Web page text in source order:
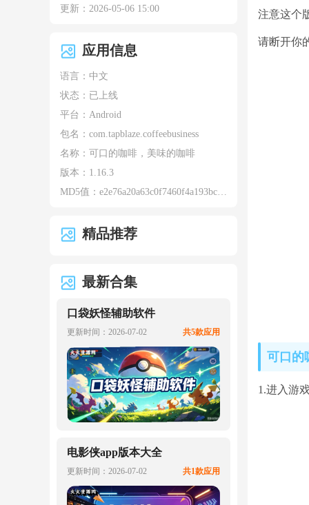
更新： 2026-05-06 15:00
应用信息
语言：中文
状态：已上线
平台：Android
包名： com.tapblaze.coffeebusiness
名称： 可口的咖啡，美味的咖啡
版本： 1.16.3
MD5值： e2e76a20a63c0f7460f4a193bcf0008e
精品推荐
最新合集
口袋妖怪辅助软件
更新时间：2026-07-02 共5款应用
电影侠app版本大全
更新时间：2026-07-02 共1款应用
注意这个
请断开你
可口的
1.进入游